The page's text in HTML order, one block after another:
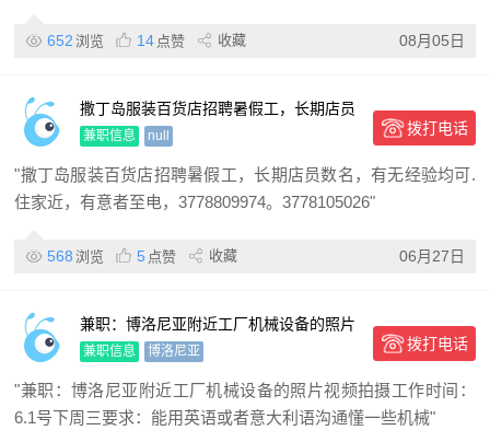
652 浏览 14 点赞 收藏 08月05日
撒丁岛服装百货店招聘暑假工，长期店员
数名
兼职信息 null 拨打电话
"撒丁岛服装百货店招聘暑假工，长期店员数名，有无经验均可.
住家近，有意者至电，3778809974。3778105026"
568 浏览 5 点赞 收藏 06月27日
兼职：博洛尼亚附近工厂机械设备的照片
视频拍摄 工作时间：6.1号下周三 要求：
能用英语或者意大利语沟
兼职信息 博洛尼亚 拨打电话
"兼职：博洛尼亚附近工厂机械设备的照片视频拍摄工作时间：
6.1号下周三要求：能用英语或者意大利语沟通懂一些机械"